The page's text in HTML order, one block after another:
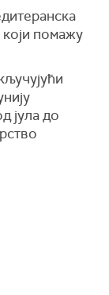
помажу
јула до